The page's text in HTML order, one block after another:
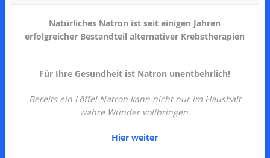
Natürliches Natron ist seit einigen Jahren
erfolgreicher Bestandteil alternativer Krebstherapien
Für Ihre Gesundheit ist Natron unentbehrlich!
Bereits ein Löffel Natron kann nicht nur im Haushalt
wahre Wunder vollbringen.
Hier weiter